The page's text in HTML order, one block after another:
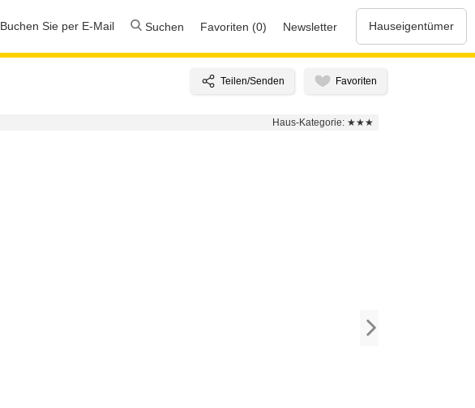
Buchen Sie per E-Mail Suchen Favoriten (0) Newsletter Hauseigentümer
Haus-Kategorie: ★★★